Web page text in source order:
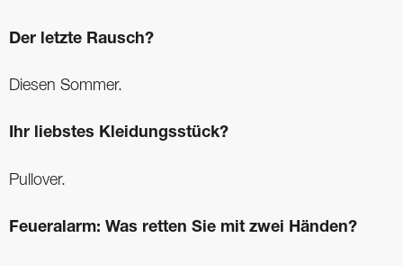
Der letzte Rausch?
Diesen Sommer.
Ihr liebstes Kleidungsstück?
Pullover.
Feueralarm: Was retten Sie mit zwei Händen?